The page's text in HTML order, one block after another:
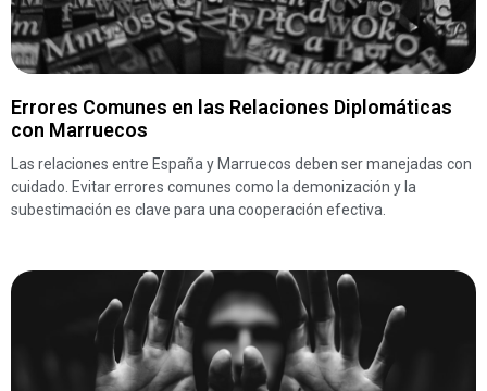
Errores Comunes en las Relaciones Diplomáticas
con Marruecos
Las relaciones entre España y Marruecos deben ser manejadas con
cuidado. Evitar errores comunes como la demonización y la
subestimación es clave para una cooperación efectiva.